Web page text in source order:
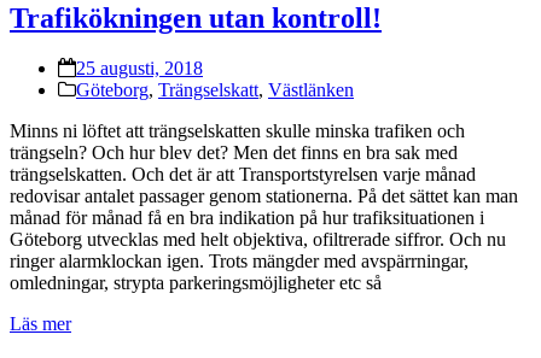
Trafikökningen utan kontroll!
25 augusti, 2018
Göteborg, Trängselskatt, Västlänken
Minns ni löftet att trängselskatten skulle minska trafiken och
trängseln? Och hur blev det? Men det finns en bra sak med
trängselskatten. Och det är att Transportstyrelsen varje månad
redovisar antalet passager genom stationerna. På det sättet kan man
månad för månad få en bra indikation på hur trafiksituationen i
Göteborg utvecklas med helt objektiva, ofiltrerade siffror. Och nu
ringer alarmklockan igen. Trots mängder med avspärrningar,
omledningar, strypta parkeringsmöjligheter etc så
Läs mer